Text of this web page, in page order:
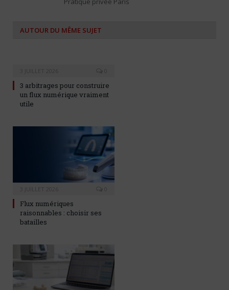
AUTOUR DU MÊME SUJET
3 arbitrages pour construire
un flux numérique vraiment
utile
Flux numériques
raisonnables : choisir ses
batailles